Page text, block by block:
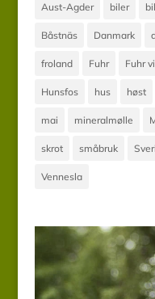
Aust-Agder biler
Båstnäs Danmark
froland Fuhr Fuhr
Hunsfos hus høst
mai mineralmølle
skrot småbruk
Vennesla